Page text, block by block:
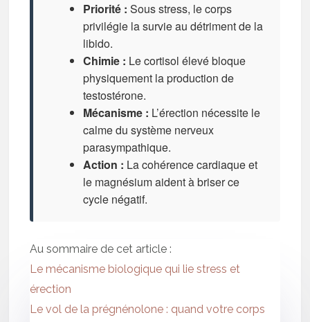
Priorité : Sous stress, le corps
privilégie la survie au détriment de la
libido.
Chimie : Le cortisol élevé bloque
physiquement la production de
testostérone.
Mécanisme : L’érection nécessite le
calme du système nerveux
parasympathique.
Action : La cohérence cardiaque et
le magnésium aident à briser ce
cycle négatif.
Au sommaire de cet article :
Le mécanisme biologique qui lie stress et
érection
Le vol de la prégnénolone : quand votre corps